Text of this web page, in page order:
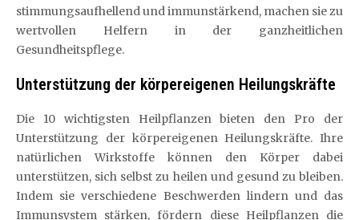
stimmungsaufhellend und immunstärkend, machen sie zu
wertvollen Helfern in der ganzheitlichen
Gesundheitspflege.
Unterstützung der körpereigenen Heilungskräfte
Die 10 wichtigsten Heilpflanzen bieten den Pro der
Unterstützung der körpereigenen Heilungskräfte. Ihre
natürlichen Wirkstoffe können den Körper dabei
unterstützen, sich selbst zu heilen und gesund zu bleiben.
Indem sie verschiedene Beschwerden lindern und das
Immunsystem stärken, fördern diese Heilpflanzen die